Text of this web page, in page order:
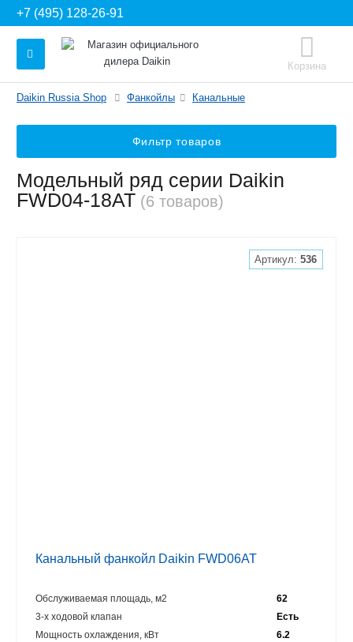
+7 (495) 128-26-91
Корзина
Daikin Russia Shop Фанкойлы Канальные
Фильтр товаров
Модельный ряд серии Daikin
FWD04-18AT (6 товаров)
Артикул:536
Канальный фанкойл Daikin FWD06AT
Обслуживаемая площадь, м2
62
3-х ходовой клапан
Есть
Мощность охлаждения, кВт
6.2